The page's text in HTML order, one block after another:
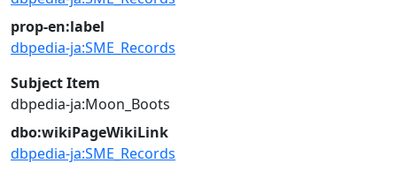
prop-en:label
dbpedia-ja:SME_Records
Subject Item
dbpedia-ja:Moon_Boots
dbo:wikiPageWikiLink
dbpedia-ja:SME_Records